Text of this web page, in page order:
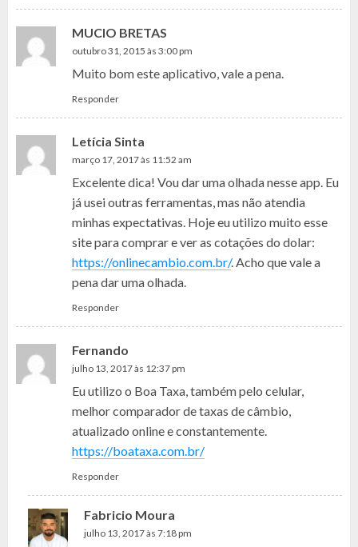
MUCIO BRETAS
outubro 31, 2015 às 3:00 pm
Muito bom este aplicativo, vale a pena.
Responder
Letícia Sinta
março 17, 2017 às 11:52 am
Excelente dica! Vou dar uma olhada nesse app. Eu
já usei outras ferramentas, mas não atendia
minhas expectativas. Hoje eu utilizo muito esse
site para comprar e ver as cotações do dolar:
https://onlinecambio.com.br/. Acho que vale a
pena dar uma olhada.
Responder
Fernando
julho 13, 2017 às 12:37 pm
Eu utilizo o Boa Taxa, também pelo celular,
melhor comparador de taxas de câmbio,
atualizado online e constantemente.
https://boataxa.com.br/
Responder
Fabricio Moura
julho 13, 2017 às 7:18 pm